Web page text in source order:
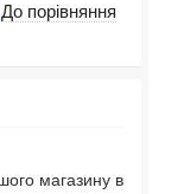
До порівняння
магазину в